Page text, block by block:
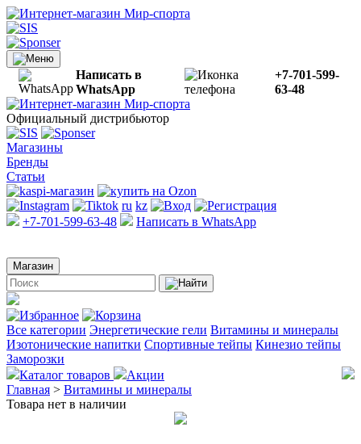
Написать в
WhatsApp
+7-701-599-
63-48
Официальный дистрибьютор
Магазины
Бренды
Статьи
ru kz
+7-701-599-63-48
Написать в WhatsApp
Магазин
Все категории Энергетические гели Витамины и минералы
Изотонические напитки Спортивные тейпы Кинезио тейпы
Заморозки
Каталог товаров
Акции
Главная > Витамины и минералы
Товара нет в наличии